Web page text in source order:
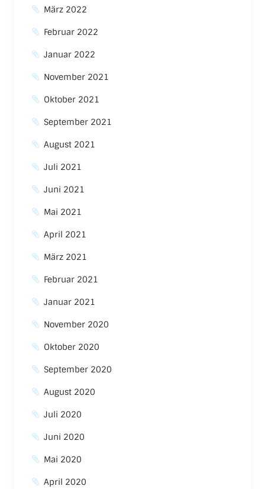
März 2022
Februar 2022
Januar 2022
November 2021
Oktober 2021
September 2021
August 2021
Juli 2021
Juni 2021
Mai 2021
April 2021
März 2021
Februar 2021
Januar 2021
November 2020
Oktober 2020
September 2020
August 2020
Juli 2020
Juni 2020
Mai 2020
April 2020